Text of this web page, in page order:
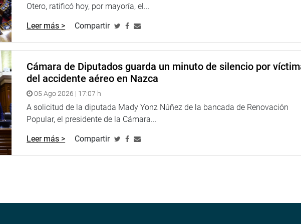
Otero, ratificó hoy, por mayoría, el...
Leer más > Compartir
Cámara de Diputados guarda un minuto de silencio por
del accidente aéreo en Nazca
05 Ago 2026 | 17:07 h
A solicitud de la diputada Mady Yonz Núñez de la bancada de Renovación
Popular, el presidente de la Cámara...
Leer más > Compartir